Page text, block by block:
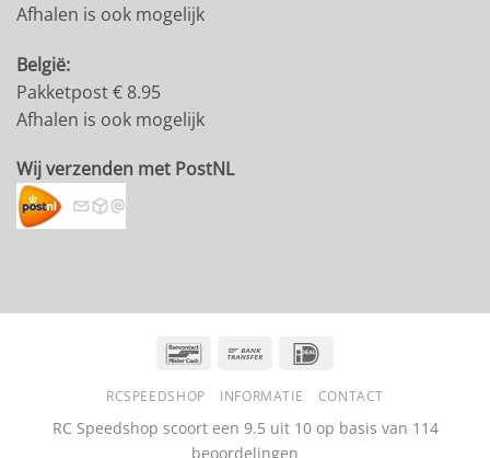
Afhalen is ook mogelijk
België:
Pakketpost € 8.95
Afhalen is ook mogelijk
Wij verzenden met PostNL
BancontactBank
RCSPEEDSHOP INFORMATIE CONTACT
RC Speedshop scoort een 9.5 uit 10op basis van 114
beoordelingen